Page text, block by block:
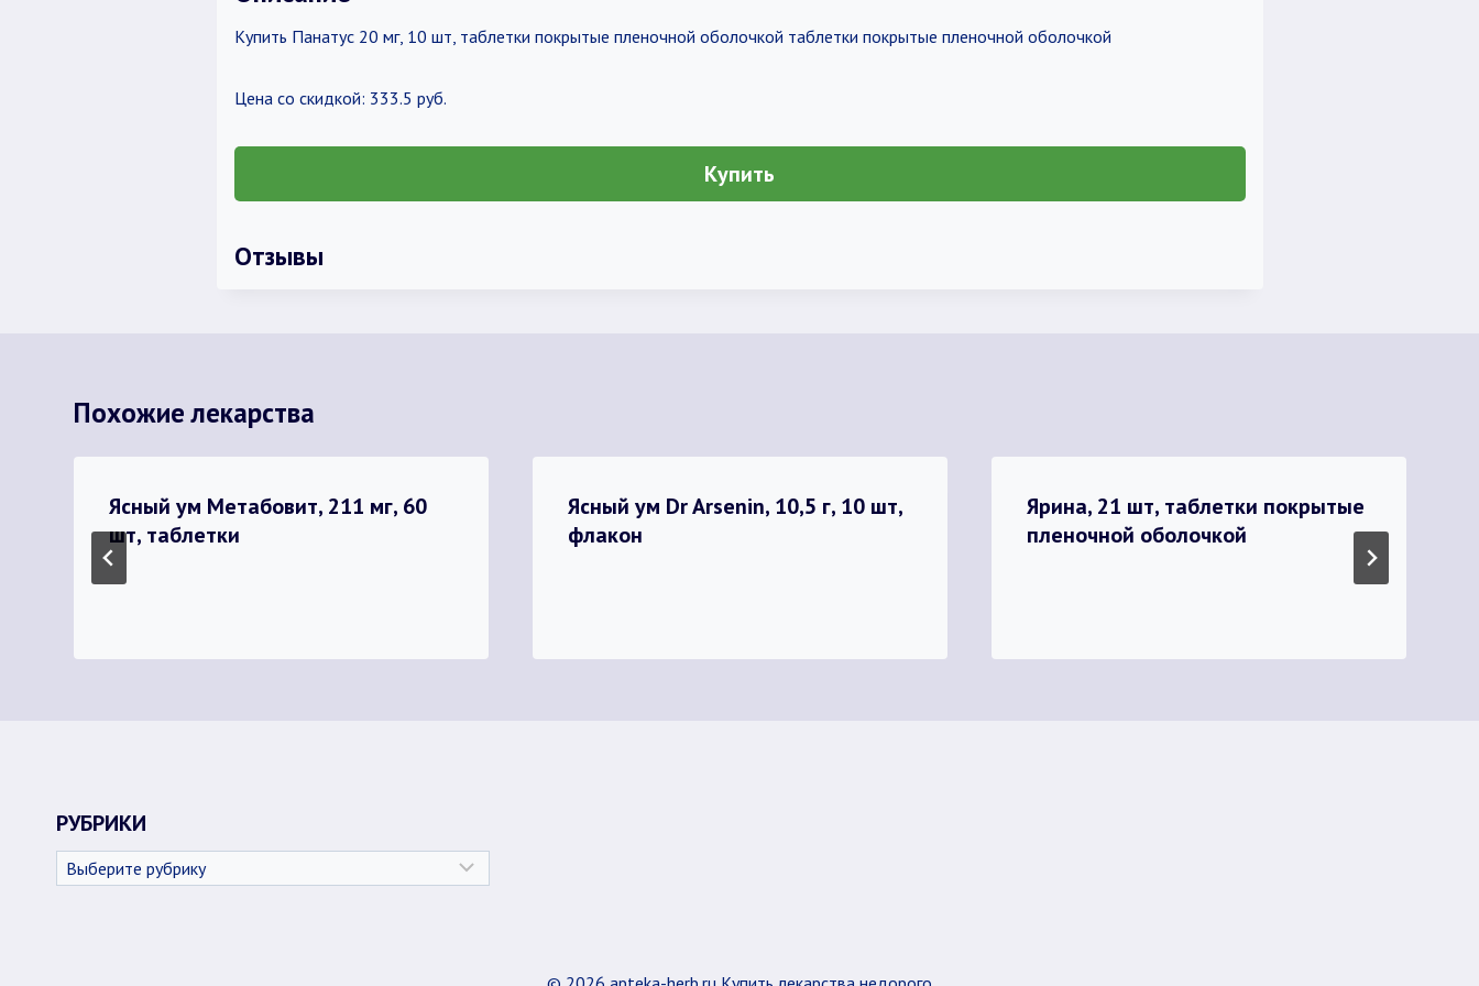
Купить Панатус 20 мг, 10 шт, таблетки покрытые пленочной оболочкой таблетки покрытые пленочной оболочкой
Цена со скидкой: 333.5 руб.
Купить
Отзывы
Похожие лекарства
Ясный ум Метабовит, 211 мг, 60
шт, таблетки
Ясный ум Dr Arsenin, 10,5 г, 10 шт,
флакон
Ярина, 21 шт, таблетки покрытые
пленочной оболочкой
РУБРИКИ
Рубрики